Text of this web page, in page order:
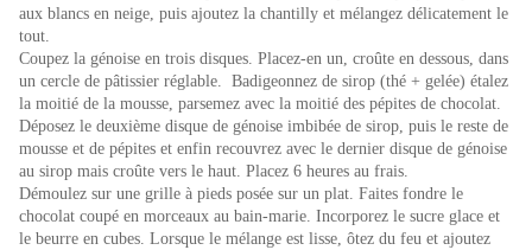
aux blancs en neige, puis ajoutez la chantilly et mélangez délicatement le
tout.
Coupez la génoise en trois disques. Placez-en un, croûte en dessous, dans
un cercle de pâtissier réglable. Badigeonnez de sirop (thé + gelée) étalez
la moitié de la mousse, parsemez avec la moitié des pépites de chocolat.
Déposez le deuxième disque de génoise imbibée de sirop, puis le reste de
mousse et de pépites et enfin recouvrez avec le dernier disque de génoise
au sirop mais croûte vers le haut. Placez 6 heures au frais.
Démoulez sur une grille à pieds posée sur un plat. Faites fondre le
chocolat coupé en morceaux au bain-marie. Incorporez le sucre glace et
le beurre en cubes. Lorsque le mélange est lisse, ôtez du feu et ajoutez